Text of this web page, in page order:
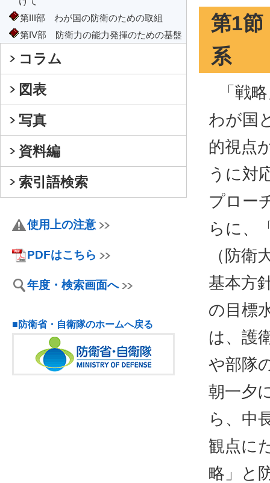
第III部 わが国の防衛のための取組
第IV部 防衛力の能力発揮のための基盤
コラム
図表
写真
資料編
索引語検索
使用上の注意
PDFはこちら
年度・検索画面へ
■防衛省・自衛隊のホームへ戻る
第1
系
「戦
わが国
的視点
うに対
プロー
らに、
（防
基本方
の目標
は、護
や部隊
朝一夕
ら、中
観点に
略」と